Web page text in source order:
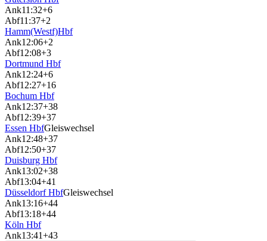
Ank11:32+6
Abf11:37+2
Hamm(Westf)Hbf
Ank12:06+2
Abf12:08+3
Dortmund Hbf
Ank12:24+6
Abf12:27+16
Bochum Hbf
Ank12:37+38
Abf12:39+37
Essen HbfGleiswechsel
Ank12:48+37
Abf12:50+37
Duisburg Hbf
Ank13:02+38
Abf13:04+41
Düsseldorf HbfGleiswechsel
Ank13:16+44
Abf13:18+44
Köln Hbf
Ank13:41+43